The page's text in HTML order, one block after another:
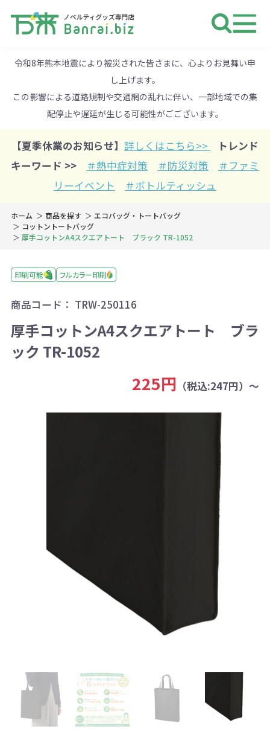
令和8年熊本地震により被災された皆さまに、心よりお見舞い申
し上げます。
この影響による道路規制や交通網の乱れに伴い、一部地域での集
配停止や遅延が生じる可能性がごございます。
【夏季休業のお知らせ】 詳しくはこちら>>
トレンド
キーワード >>
＃熱中症対策 ＃防災対策
＃ファミ
リーイベント
＃ボトルティッシュ
ホーム 商品を探す
エコバッグ・トートバッグ
コットントートバッグ
厚手コットンA4スクエアトート ブラック TR-1052
印刷可能 フルカラー印刷
商品コード： TRW-250116
厚手コットンA4スクエアトート ブラ
ック TR-1052
225円 （税込:247円）～